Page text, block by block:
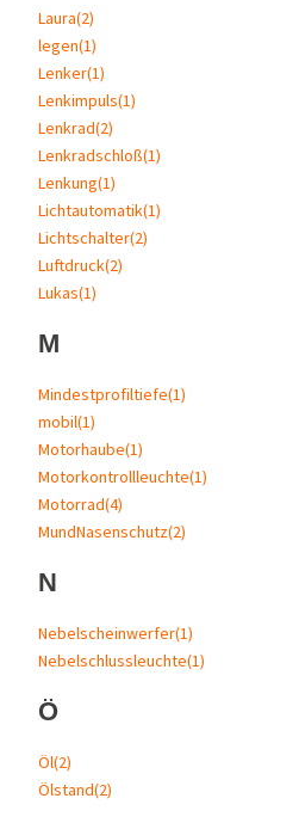
Laura(2)
legen(1)
Lenker(1)
Lenkimpuls(1)
Lenkrad(2)
Lenkradschloß(1)
Lenkung(1)
Lichtautomatik(1)
Lichtschalter(2)
Luftdruck(2)
Lukas(1)
M
Mindestprofiltiefe(1)
mobil(1)
Motorhaube(1)
Motorkontrollleuchte(1)
Motorrad(4)
MundNasenschutz(2)
N
Nebelscheinwerfer(1)
Nebelschlussleuchte(1)
Ö
Öl(2)
Ölstand(2)